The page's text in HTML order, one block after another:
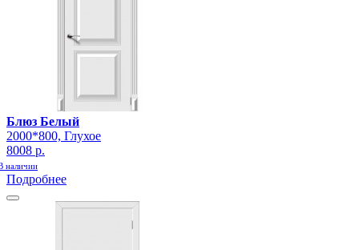
Блюз Белый
2000*800, Глухое
8008 р.
наличии
Подробнее